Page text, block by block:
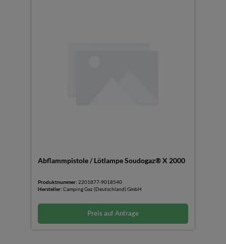
Abflammpistole / Lötlampe Soudogaz® X 2000
Produktnummer: 2201877-9018540
Hersteller: Camping Gaz (Deutschland) GmbH
Preis auf Anfrage